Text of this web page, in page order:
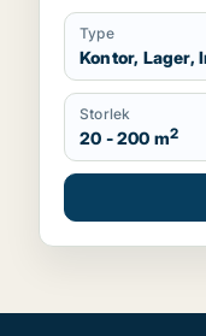
Type
Kontor, Lager,
Storlek
20 - 200 m2